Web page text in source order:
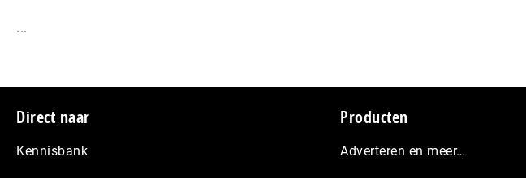
...
Footer
Direct naar
Kennisbank
Producten
Adverteren en meer…